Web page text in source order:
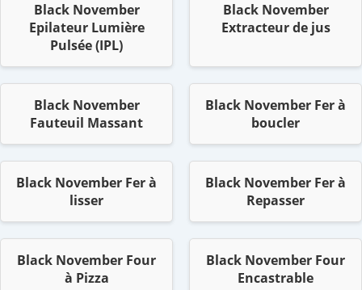
Black November
Epilateur Lumière
Pulsée (IPL)
Black November
Extracteur de jus
Black November
Fauteuil Massant
Black November Fer à
boucler
Black November Fer à
lisser
Black November Fer à
Repasser
Black November Four
à Pizza
Black November Four
Encastrable